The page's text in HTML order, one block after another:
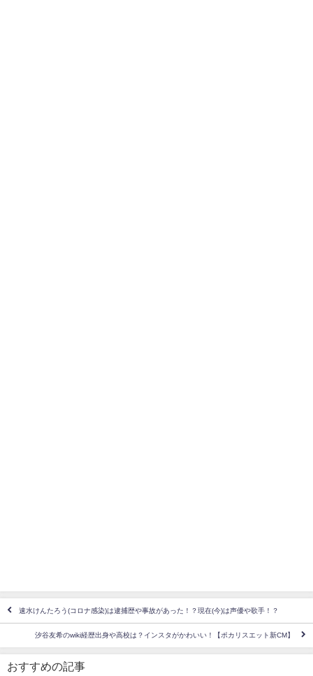
速水けんたろう(コロナ感染)は逮捕歴や事故があった！？現在(今)は声優や歌手！？
汐谷友希のwiki経歴出身や高校は？インスタがかわいい！【ポカリスエット新CM】
おすすめの記事